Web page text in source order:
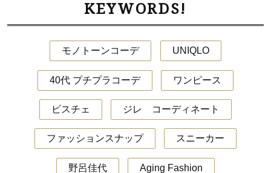
KEYWORDS!
モノトーンコーデ UNIQLO
40代 プチプラコーデ ワンピース
ビスチェ ジレ コーディネート
ファッションスナップ スニーカー
野呂佳代 Aging Fashion